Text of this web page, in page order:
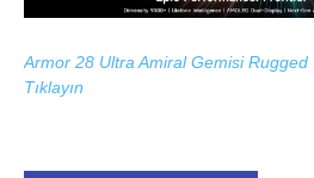
Armor 28 Ultra Amiral Gemisi
Tıklayın